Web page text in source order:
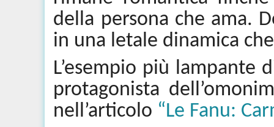
della persona che ama.
in una letale dinamica
L’esempio più lampante
protagonista
nell’articolo “Le Fanu: